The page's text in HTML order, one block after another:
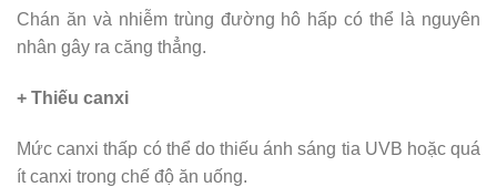
Chán ăn và nhiễm trùng đường hô hấp có thể là nguyên
nhân gây ra căng thẳng.
+ Thiếu canxi
Mức canxi thấp có thể do thiếu ánh sáng tia UVB hoặc quá
ít canxi trong chế độ ăn uống.